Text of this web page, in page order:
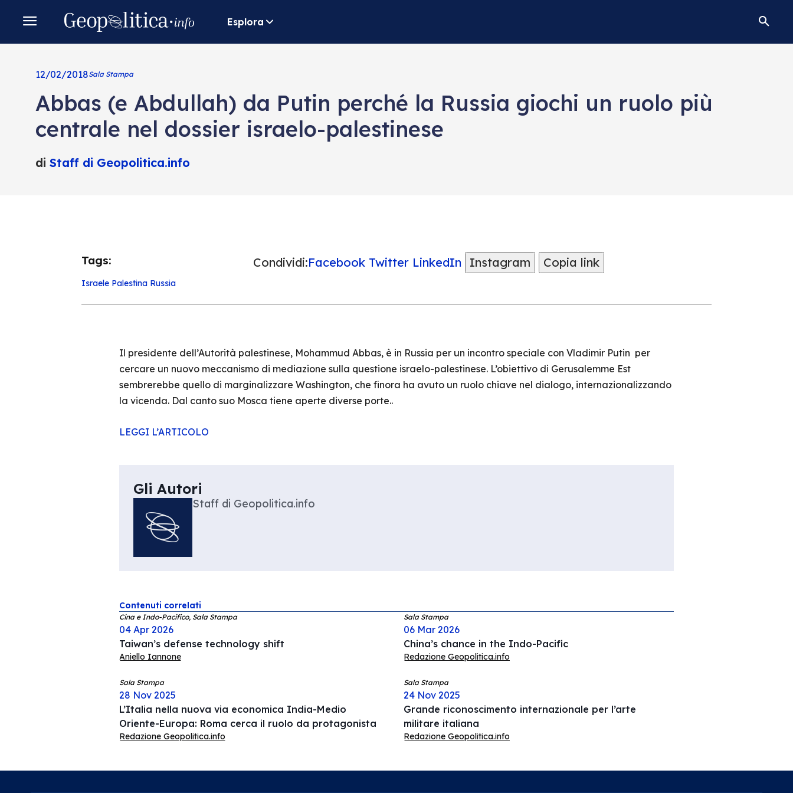
Esplora
12/02/2018Sala Stampa
Abbas (e Abdullah) da Putin perché la Russia giochi un ruolo più
centrale nel dossier israelo-palestinese
di Staff di Geopolitica.info
Tags:
Israele Palestina Russia
Condividi:Facebook Twitter LinkedIn Instagram Copia link
Il presidente dell’Autorità palestinese, Mohammud Abbas, è in Russia per un incontro speciale con Vladimir Putin per
cercare un nuovo meccanismo di mediazione sulla questione israelo-palestinese. L’obiettivo di Gerusalemme Est
sembrerebbe quello di marginalizzare Washington, che finora ha avuto un ruolo chiave nel dialogo, internazionalizzando
la vicenda. Dal canto suo Mosca tiene aperte diverse porte..
LEGGI L’ARTICOLO
Gli Autori
Staff di Geopolitica.info
Contenuti correlati
Cina e Indo-Pacifico, Sala Stampa
04 Apr 2026
Taiwan’s defense technology shift
Aniello Iannone
Sala Stampa
06 Mar 2026
China’s chance in the Indo-Pacific
Redazione Geopolitica.info
Sala Stampa
28 Nov 2025
L’Italia nella nuova via economica India-Medio
Oriente-Europa: Roma cerca il ruolo da protagonista
Redazione Geopolitica.info
Sala Stampa
24 Nov 2025
Grande riconoscimento internazionale per l’arte
militare italiana
Redazione Geopolitica.info